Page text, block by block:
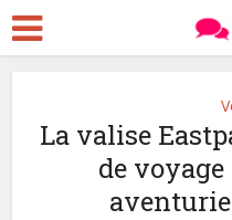
La valise
de